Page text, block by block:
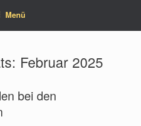
Menü
Februar 2025
bei den